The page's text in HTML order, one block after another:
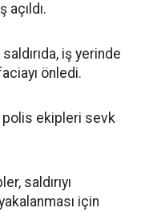
açıldı.
iş yerinde
önledi.
ekipleri sevk
saldırıyı
için